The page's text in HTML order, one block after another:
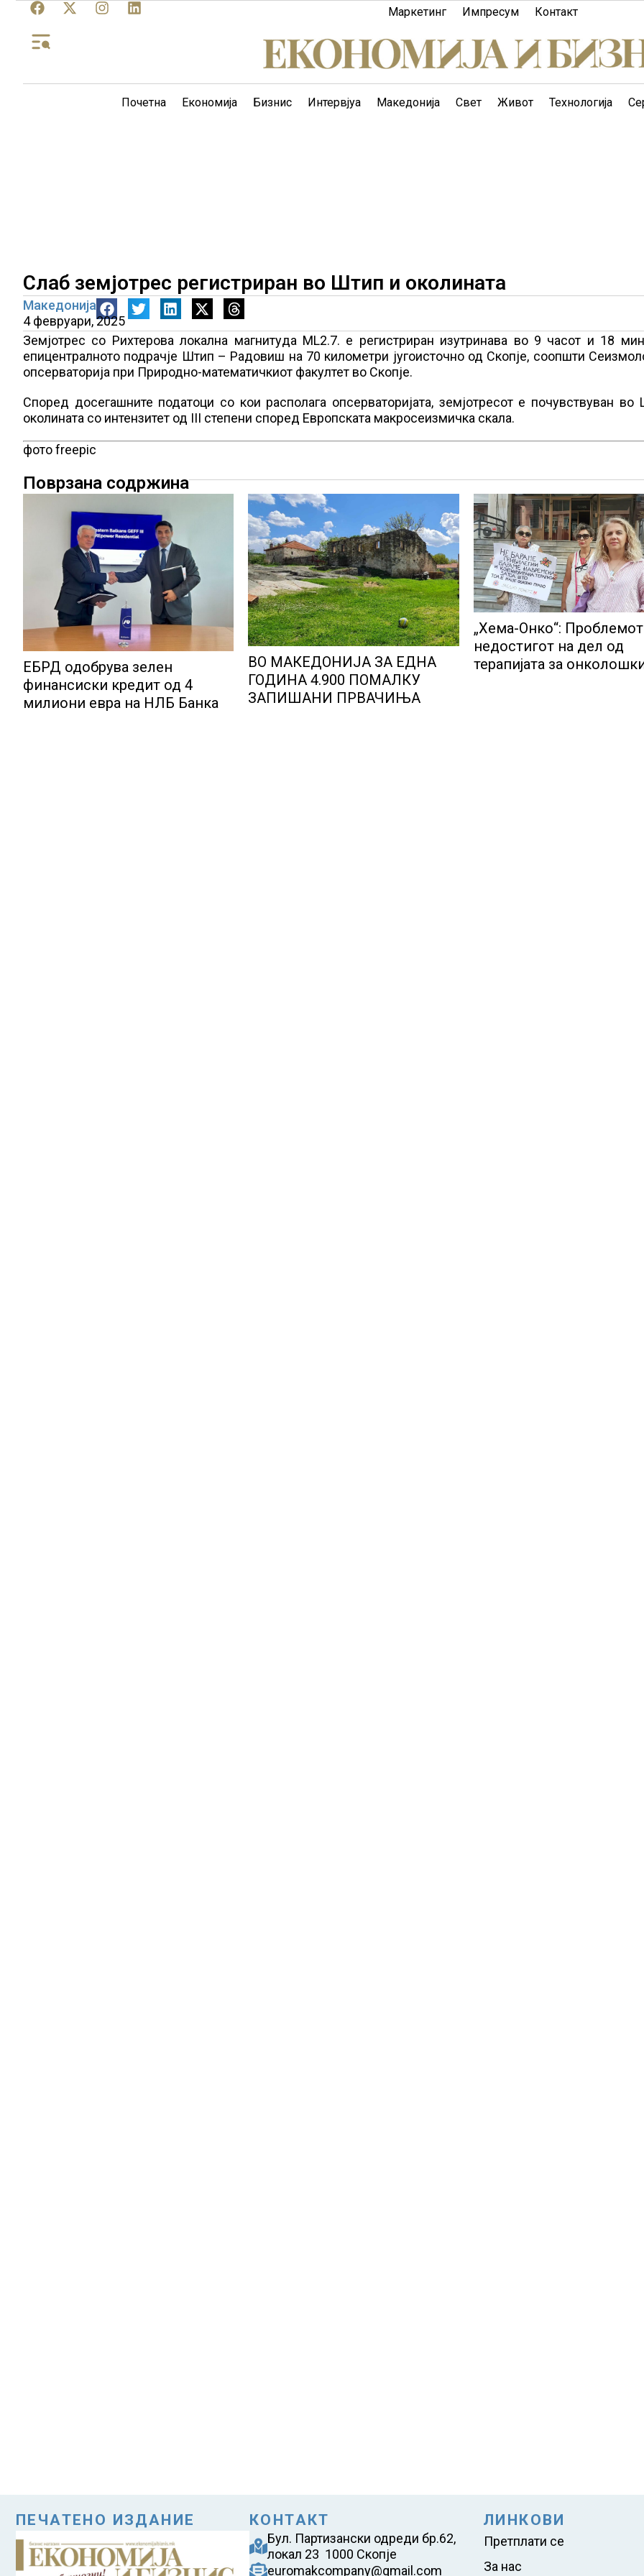
Маркетинг Импресум Контакт
Почетна Економија Бизнис Интервјуа Македонија Свет Живот Технологија
Слаб земјотрес регистриран во Штип и околината
Македонија
4 февруари, 2025
Земјотрес со Рихтерова локална магнитуда ML2.7. е регистриран изутринава во 9 часот и 18
епицентралното подрачје Штип – Радовиш на 70 километри југоисточно од Скопје, соопшти
опсерваторија при Природно-математичкиот факултет во Скопје.
Според досегашните податоци со кои располага опсерваторијата, земјотресот е почувствуван во
околината со интензитет од III степени според Европската макросеизмичка скала.
фото freepic
Поврзана содржина
ЕБРД одобрува зелен
финансиски кредит од 4
милиони евра на НЛБ Банка
ВО МАКЕДОНИЈА ЗА ЕДНА
ГОДИНА 4.900 ПОМАЛКУ
ЗАПИШАНИ ПРВАЧИЊА
„Хема-Онко“:
недостигот на дел од
терапијата за
ПЕЧАТЕНО ИЗДАНИЕ КОНТАКТ
Бул. Партизански одреди бр.62,
локал 23 1000 Скопје
euromakcompany@gmail.com
ЛИНКОВИ
Претплати се
За нас